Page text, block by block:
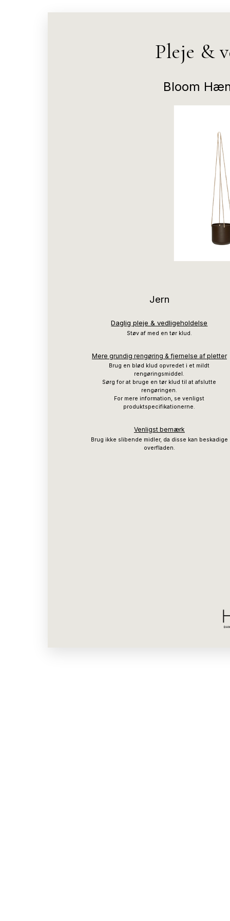
Pleje &
Bloom
Jern
Daglig pleje & vedligeholdelse
Støv af med en tør klud.
Mere grundig rengøring & fjernelse af pletter
Brug en blød klud opvredet i et mildt
rengøringsmiddel.
Sørg for at bruge en tør klud til at afslutte
rengøringen.
For mere information, se venligst
produktspecifikationerne.
Venligst bemærk
Brug ikke slibende midler, da disse kan beskadige
overfladen.